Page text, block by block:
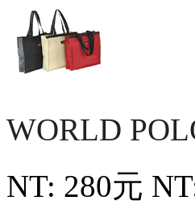
WORLD
NT: 280元